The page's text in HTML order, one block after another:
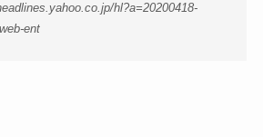
hl?a=20200418-
ent